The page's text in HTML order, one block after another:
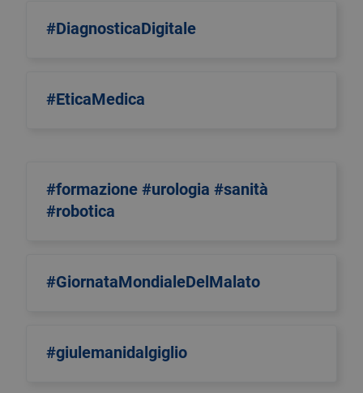
#DiagnosticaDigitale
#EticaMedica
#formazione #urologia #sanità
#robotica
#GiornataMondialeDelMalato
#giulemanidalgiglio